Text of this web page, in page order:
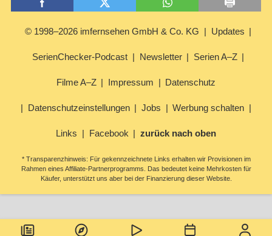
© 1998–2026 imfernsehen GmbH & Co. KG Updates
SerienChecker-Podcast Newsletter Serien A–Z
Filme A–Z Impressum Datenschutz
Datenschutzeinstellungen Jobs Werbung schalten
Links Facebook zurück nach oben
* Transparenzhinweis: Für gekennzeichnete Links erhalten wir Provisionen im
Rahmen eines Affiliate-Partnerprogramms. Das bedeutet keine Mehrkosten für
Käufer, unterstützt uns aber bei der Finanzierung dieser Website.